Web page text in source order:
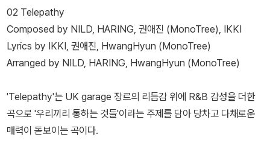
02 Telepathy
Composed by NILD, HARING, 권애진 (MonoTree), IKKI
Lyrics by IKKI, 권애진, HwangHyun (MonoTree)
Arranged by NILD, HARING, HwangHyun (MonoTree)
'Telepathy'는 UK garage 장르의 리듬감 위에 R&B 감성을 더한
곡으로 '우리끼리 통하는 것들'이라는 주제를 담아 당차고 다채로운
매력이 돋보이는 곡이다.